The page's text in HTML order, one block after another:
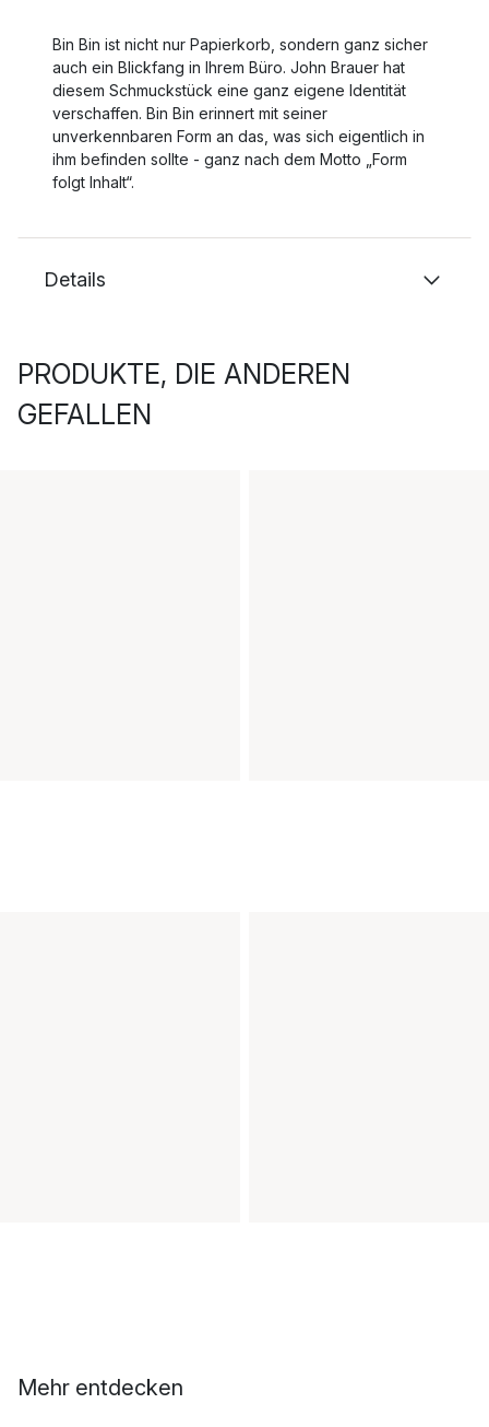
Bin Bin ist nicht nur Papierkorb, sondern ganz sicher
auch ein Blickfang in Ihrem Büro. John Brauer hat
diesem Schmuckstück eine ganz eigene Identität
verschaffen. Bin Bin erinnert mit seiner
unverkennbaren Form an das, was sich eigentlich in
ihm befinden sollte - ganz nach dem Motto „Form
folgt Inhalt“.
Details
PRODUKTE, DIE ANDEREN
GEFALLEN
Mehr entdecken